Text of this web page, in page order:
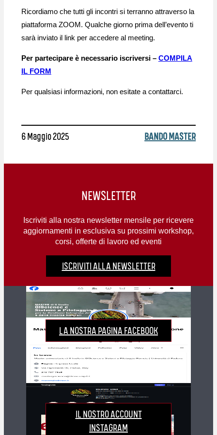
Ricordiamo che tutti gli incontri si terranno attraverso la
piattaforma ZOOM. Qualche giorno prima dell’evento ti
sarà inviato il link per accedere al meeting.
Per partecipare è necessario iscriversi – COMPILA
IL FORM
Per qualsiasi informazioni, non esitate a contattarci.
6 Maggio 2025 BANDO MASTER
LA NOSTRA PAGINA FACEBOOK
NEWSLETTER
Iscriviti alla nostra newsletter mensile per ricevere
aggiornamenti in esclusiva su prossimi workshop,
corsi, offerte di lavoro ed eventi
ISCRIVITI ALLA NEWSLETTER
IL NOSTRO ACCOUNT
INSTAGRAM